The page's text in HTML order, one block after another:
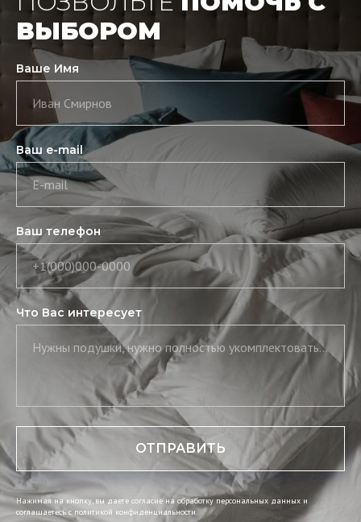
ВЫБОРОМ
Ваше Имя
Иван Смирнов
Ваш e-mail
E-mail
Ваш телефон
+1(000)000-0000
Что Вас интересует
Нужны подушки, нужно полностью укомплектовать постель, нужны скатерть и салфетки
ОТПРАВИТЬ
Нажимая на кнопку, вы даете согласие на обработку персональных данных и
соглашаетесь c политикой конфиденциальности.